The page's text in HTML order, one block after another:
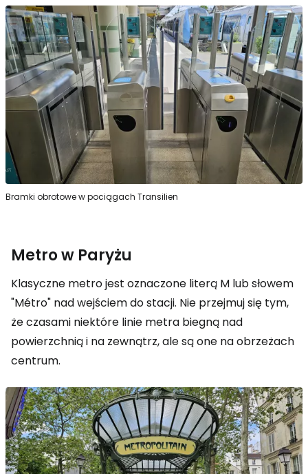
Bramki obrotowe w pociągach Transilien
Metro w Paryżu
Klasyczne metro jest oznaczone literą M lub słowem
"Métro" nad wejściem do stacji. Nie przejmuj się tym,
że czasami niektóre linie metra biegną nad
powierzchnią i na zewnątrz, ale są one na obrzeżach
centrum.